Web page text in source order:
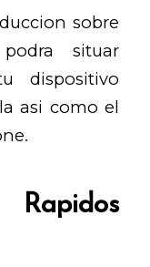
sobre
situar
dispositivo
asi­ como el